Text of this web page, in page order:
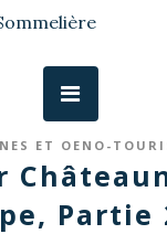
ET OENO-
Partie